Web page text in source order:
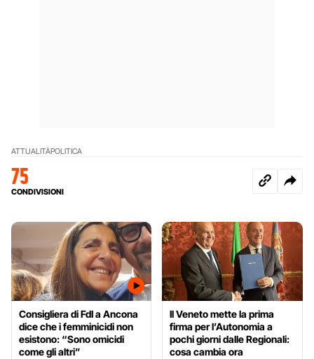
ATTUALITÀPOLITICA
75
CONDIVISIONI
Consigliera di FdI a Ancona
dice che i femminicidi non
esistono: “Sono omicidi
come gli altri”
Il Veneto mette la prima
firma per l’Autonomia a
pochi giorni dalle Regionali:
cosa cambia ora